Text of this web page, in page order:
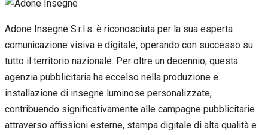
Adone Insegne S.r.l.s. è riconosciuta per la sua esperta
comunicazione visiva e digitale, operando con successo su
tutto il territorio nazionale. Per oltre un decennio, questa
agenzia pubblicitaria ha eccelso nella produzione e
installazione di insegne luminose personalizzate,
contribuendo significativamente alle campagne pubblicitarie
attraverso affissioni esterne, stampa digitale di alta qualità e